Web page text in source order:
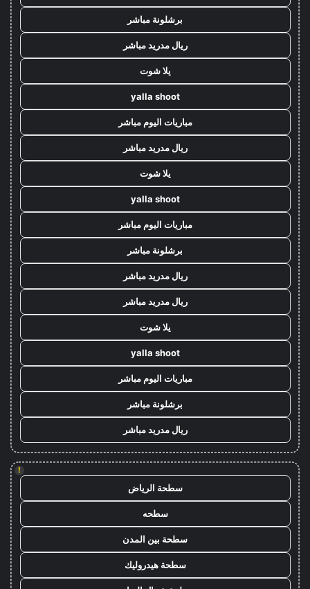
برشلونة مباشر
ريال مدريد مباشر
يلا شوت
yalla shoot
مباريات اليوم مباشر
ريال مدريد مباشر
يلا شوت
yalla shoot
مباريات اليوم مباشر
برشلونة مباشر
ريال مدريد مباشر
ريال مدريد مباشر
يلا شوت
yalla shoot
مباريات اليوم مباشر
برشلونة مباشر
ريال مدريد مباشر
!
سطحة الرياض
سطحه
سطحة بين المدن
سطحة هيدروليك